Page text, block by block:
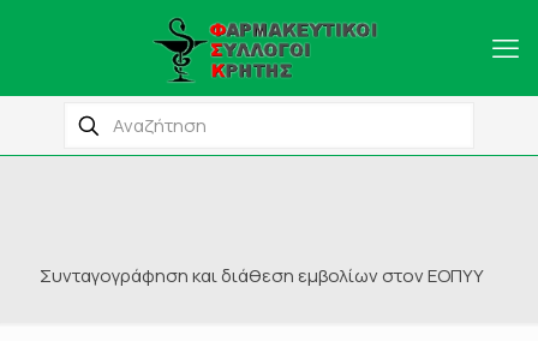
Συνταγογράφηση και διάθεση εμβολίων στον ΕΟΠΥΥ